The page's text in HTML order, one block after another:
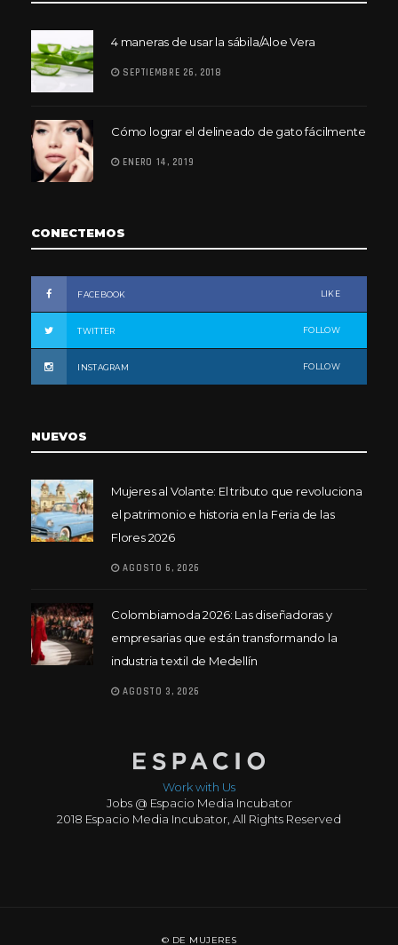
4 maneras de usar la sábila/Aloe Vera
SEPTIEMBRE 26, 2018
Cómo lograr el delineado de gato fácilmente
ENERO 14, 2019
CONECTEMOS
FACEBOOK LIKE
TWITTER FOLLOW
INSTAGRAM FOLLOW
NUEVOS
Mujeres al Volante: El tributo que revoluciona
el patrimonio e historia en la Feria de las
Flores 2026
AGOSTO 6, 2026
Colombiamoda 2026: Las diseñadoras y
empresarias que están transformando la
industria textil de Medellín
AGOSTO 3, 2026
Work with Us
Jobs @ Espacio Media Incubator
2018 Espacio Media Incubator, All Rights Reserved
© DE MUJERES